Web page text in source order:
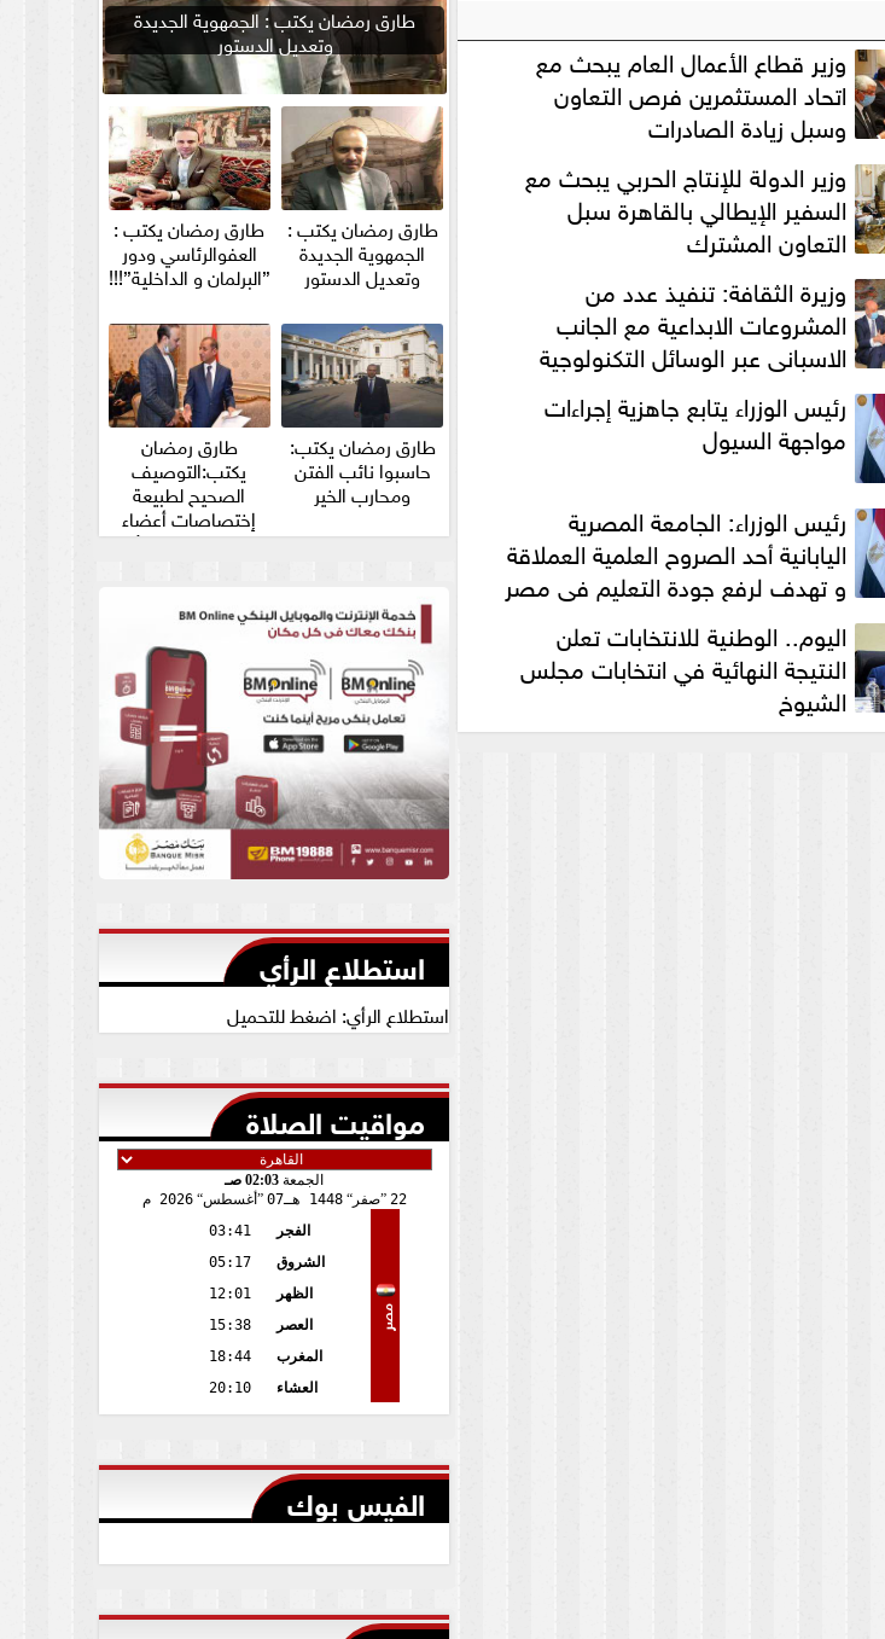
وزير قطاع الأعمال العام يبحث مع
اتحاد المستثمرين فرص التعاون
وسبل زيادة الصادرات
وزير الدولة للإنتاج الحربي يبحث مع
السفير الإيطالي بالقاهرة سبل
التعاون المشترك
وزيرة الثقافة: تنفيذ عدد من
المشروعات الابداعية مع الجانب
الاسبانى عبر الوسائل التكنولوجية
رئيس الوزراء يتابع جاهزية إجراءات
مواجهة السيول
رئيس الوزراء: الجامعة المصرية
اليابانية أحد الصروح العلمية العملاقة
و تهدف لرفع جودة التعليم في مصر
اليوم.. الوطنية للانتخابات تعلن
النتيجة النهائية في انتخابات مجلس
الشيوخ
طارق رمضان يكتب : الجمهوية الجديدة
وتعديل الدستور
طارق رمضان يكتب :
الجمهوية الجديدة
وتعديل الدستور
طارق رمضان يكتب :
العفوالرئاسي ودور
”البرلمان و الداخلية”!!!
طارق رمضان يكتب:
حاسبوا نائب الفتن
ومحارب الخير
طارق رمضان
يكتب:التوصيف
الصحيح لطبيعة
إختصاصات أعضاء
مجلس الشيوخ والأمين
استطلاع الرأي
استطلاع الرأي: اضغط للتحميل
مواقيت الصلاة
الجمعة 02:03 صـ
22
صفر 1448 هـ 07 أغسطس 2026 م
مصر
الفجر
03:41
الشروق
05:17
الظهر
12:01
العصر
15:38
المغرب
18:44
العشاء
20:10
الفيس بوك